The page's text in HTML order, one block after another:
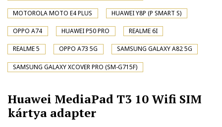
MOTOROLA MOTO E4 PLUS HUAWEI Y8P (P SMART S)
OPPO A74 HUAWEI P50 PRO REALME 6I
REALME 5 OPPO A73 5G SAMSUNG GALAXY A82 5G
SAMSUNG GALAXY XCOVER PRO (SM-G715F)
Huawei MediaPad T3 10 Wifi SIM
kártya adapter